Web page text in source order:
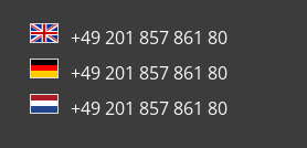
+49 201 857 861 80
+49 201 857 861 80
+49 201 857 861 80